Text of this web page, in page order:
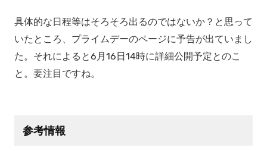
具体的な日程等はそろそろ出るのではないか？と思って
いたところ、プライムデーのページに予告が出ていまし
た。それによると6月16日14時に詳細公開予定とのこ
と。要注目ですね。
参考情報